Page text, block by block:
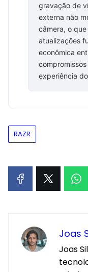
gravação de
externa não
câmera, o
atualizações
econômica
experiência
RAZR
Joas
Joas